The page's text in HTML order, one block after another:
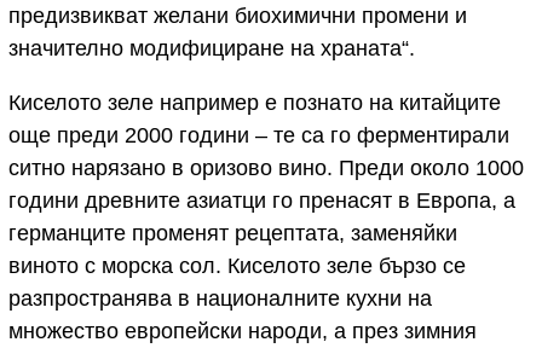
предизвикват желани биохимични промени и
значително модифициране на храната“.
Киселото зеле например е познато на китайците
още преди 2000 години – те са го ферментирали
ситно нарязано в оризово винo. Преди около 1000
години древните азиатци го пренасят в Европа, а
германците променят рецептата, заменяйки
виното с морска сол. Киселото зеле бързо се
разпространява в националните кухни на
множество европейски народи, а през зимния